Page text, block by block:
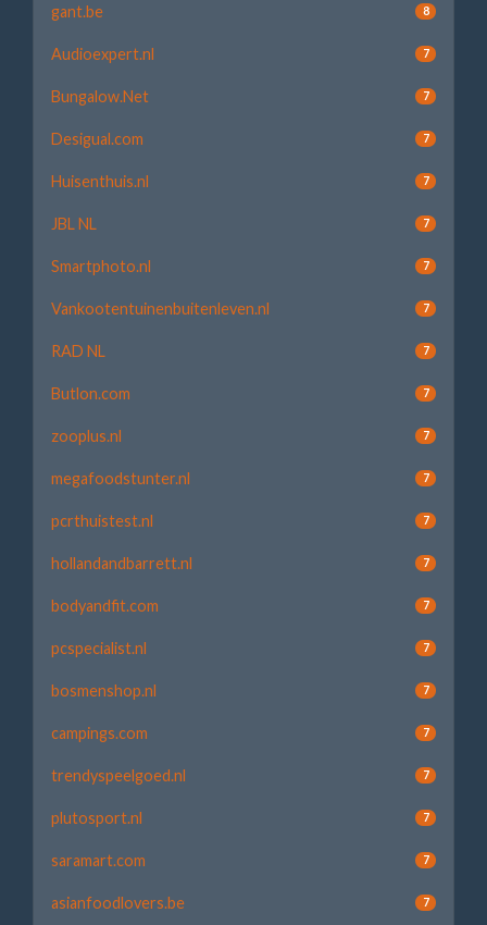
gant.be 8
Audioexpert.nl 7
Bungalow.Net 7
Desigual.com 7
Huisenthuis.nl 7
JBL NL 7
Smartphoto.nl 7
Vankootentuinenbuitenleven.nl 7
RAD NL 7
Butlon.com 7
zooplus.nl 7
megafoodstunter.nl 7
pcrthuistest.nl 7
hollandandbarrett.nl 7
bodyandfit.com 7
pcspecialist.nl 7
bosmenshop.nl 7
campings.com 7
trendyspeelgoed.nl 7
plutosport.nl 7
saramart.com 7
asianfoodlovers.be 7